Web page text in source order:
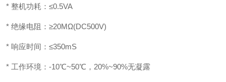
* 整机功耗：≤0.5VA
* 绝缘电阻：≥20MΩ(DC500V)
* 响应时间：≤350mS
* 工作环境：-10℃~50℃，20%~90%无凝露